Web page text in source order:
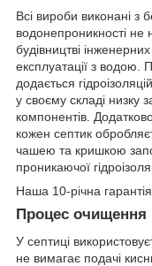
Всі вироби виконані
водонепроникності
будівництві
експлуатації з водою.
додається
у своєму складі низку
компонентів.
кожен септик
чашею та кришкою
проникаючої
Наша 10-річна
Процес очищення
У септиці
не вимагає подачі